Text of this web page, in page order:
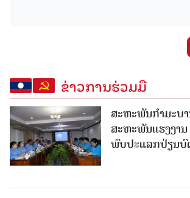
ຂ່າວການຮ່ວມມື
ສະຫະພັນກໍາມະບ
ສະຫະພັນແຮງງາ
ພົບປະແລກປ່ຽນບົ